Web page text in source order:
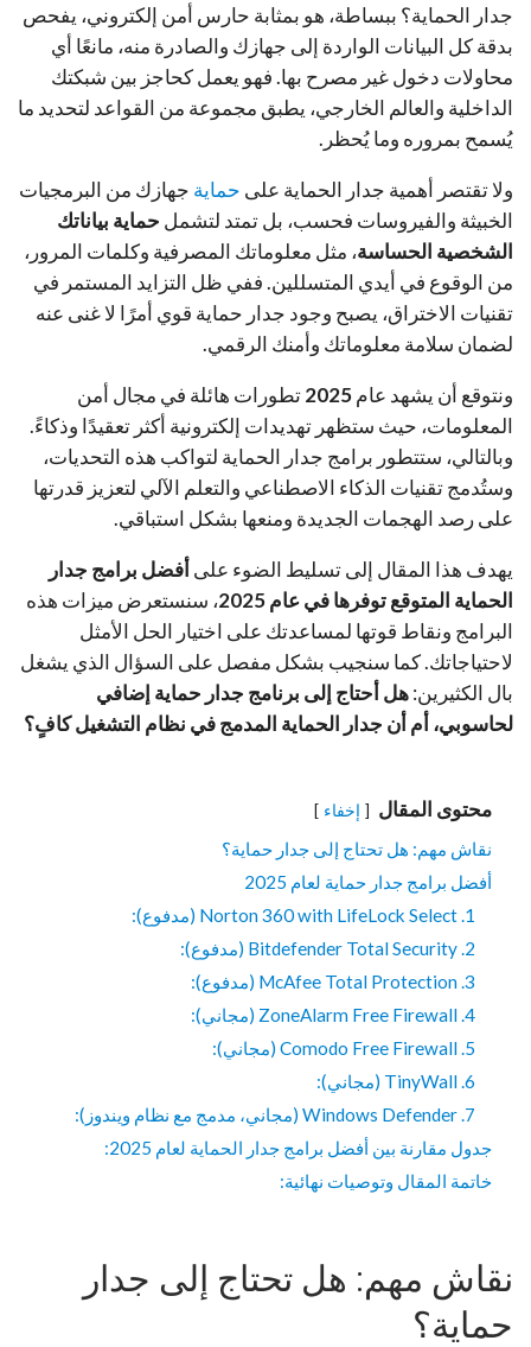
جدار الحماية؟ ببساطة، هو بمثابة حارس أمن إلكتروني، يفحص
بدقة كل البيانات الواردة إلى جهازك والصادرة منه، مانعًا أي
محاولات دخول غير مصرح بها. فهو يعمل كحاجز بين شبكتك
الداخلية والعالم الخارجي، يطبق مجموعة من القواعد لتحديد ما
يُسمح بمروره وما يُحظر.
ولا تقتصر أهمية جدار الحماية على حماية جهازك من البرمجيات
الخبيثة والفيروسات فحسب، بل تمتد لتشمل حماية بياناتك
الشخصية الحساسة، مثل معلوماتك المصرفية وكلمات المرور،
من الوقوع في أيدي المتسللين. ففي ظل التزايد المستمر في
تقنيات الاختراق، يصبح وجود جدار حماية قوي أمرًا لا غنى عنه
لضمان سلامة معلوماتك وأمنك الرقمي.
ونتوقع أن يشهد عام2025تطورات هائلة في مجال أمن
المعلومات، حيث ستظهر تهديدات إلكترونية أكثر تعقيدًا وذكاءً.
وبالتالي، ستتطور برامج جدار الحماية لتواكب هذه التحديات،
وستُدمج تقنيات الذكاء الاصطناعي والتعلم الآلي لتعزيز قدرتها
على رصد الهجمات الجديدة ومنعها بشكل استباقي.
يهدف هذا المقال إلى تسليط الضوء علىأفضل برامج جدار
الحماية المتوقع توفرها في عام 2025
، سنستعرض ميزات هذه
البرامج ونقاط قوتها لمساعدتك على اختيار الحل الأمثل
لاحتياجاتك. كما سنجيب بشكل مفصل على السؤال الذي يشغل
بال الكثيرين:هل أحتاج إلى برنامج جدار حماية إضافي
لحاسوبي، أم أن جدار الحماية المدمج في نظام التشغيل كافٍ؟
محتوى المقال إخفاء
نقاش مهم: هل تحتاج إلى جدار حماية؟
أفضل برامج جدار حماية لعام 2025
1. Norton 360 with LifeLock Select (مدفوع):
2. Bitdefender Total Security (مدفوع):
3. McAfee Total Protection (مدفوع):
4. ZoneAlarm Free Firewall (مجاني):
5. Comodo Free Firewall (مجاني):
6. TinyWall (مجاني):
7. Windows Defender (مجاني، مدمج مع نظام ويندوز):
جدول مقارنة بين أفضل برامج جدار الحماية لعام 2025:
خاتمة المقال وتوصيات نهائية:
نقاش مهم: هل تحتاج إلى جدار
حماية؟